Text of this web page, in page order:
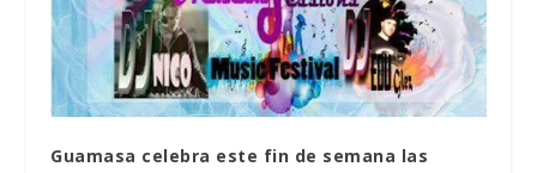
Guamasa celebra este fin de semana las